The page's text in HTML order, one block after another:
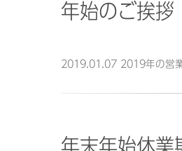
年始のご挨拶
2019.01.07 2019年の営業
年末年始休業